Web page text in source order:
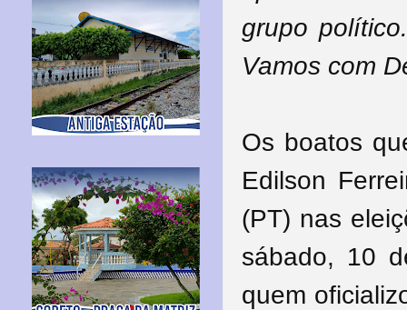
grupo
Vamos com
Os boatos
Edilson
(PT) nas
sábado, 10
quem